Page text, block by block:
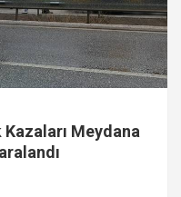
Meydana